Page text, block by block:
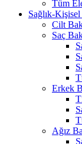
Tüm
Sağlık-Kişisel
Cilt
Saç
Erkek
Ağız